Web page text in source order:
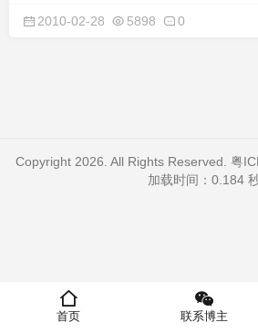
2010-02-28 5898 0
Copyright 2026. All Rights Reserved. 粤
加载时间：0.184
首页 联系博主